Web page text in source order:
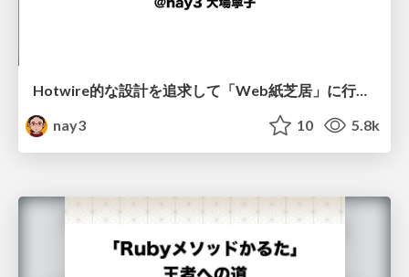
Hotwire的な設計を追求して「Web紙芝居」に行き着いた話
nay3
10 5.8k